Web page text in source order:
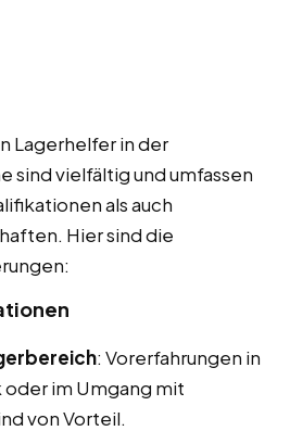
Lagerhelfer in der
sind vielfältig und umfassen
als auch
Hier sind die
: Vorerfahrungen in
im Umgang mit
von Vorteil.